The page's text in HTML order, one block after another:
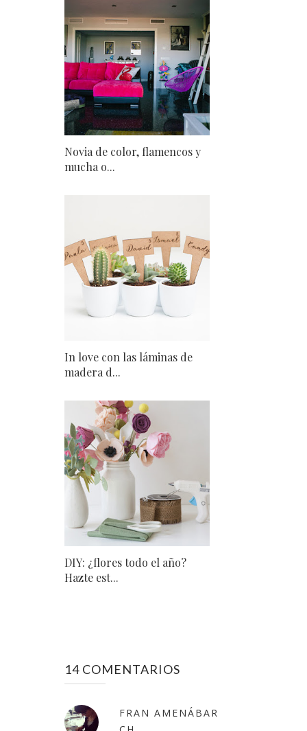
Novia de color, flamencos y
mucha o...
In love con las láminas de
madera d...
DIY: ¿flores todo el año?
Hazte est...
14 COMENTARIOS
FRAN AMENÁBAR